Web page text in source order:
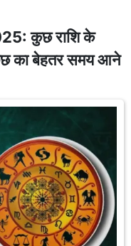
कुछ राशि के
का बेहतर समय आने